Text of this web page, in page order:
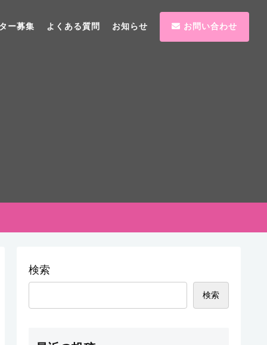
ー募集 よくある質問 お知らせ お問い合わせ
検索
検索